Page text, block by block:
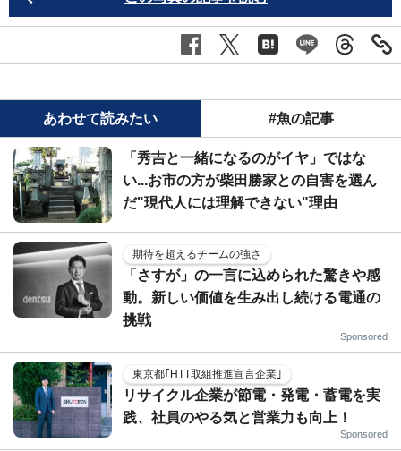
あわせて読みたい #魚の記事
「秀吉と一緒になるのがイヤ」ではな
い...お市の方が柴田勝家との自害を選ん
だ"現代人には理解できない"理由
期待を超えるチームの強さ
「さすが」の一言に込められた驚きや感
動。新しい価値を生み出し続ける電通の
挑戦
Sponsored
東京都｢HTT取組推進宣言企業｣
リサイクル企業が節電・発電・蓄電を実
践、社員のやる気と営業力も向上！
Sponsored